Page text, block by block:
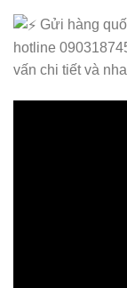
Gửi hàng
hotline
vấn chi tiết và